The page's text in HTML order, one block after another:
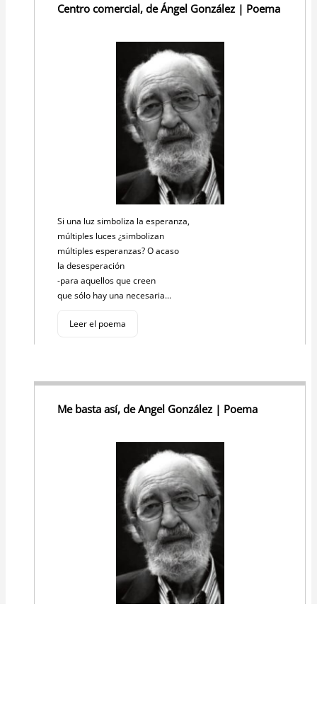
Centro comercial, de Ángel González | Poema
Si una luz simboliza la esperanza,
múltiples luces ¿simbolizan
múltiples esperanzas? O acaso
la desesperación
-para aquellos que creen
que sólo hay una necesaria...
Leer el poema
Me basta así, de Angel González | Poema